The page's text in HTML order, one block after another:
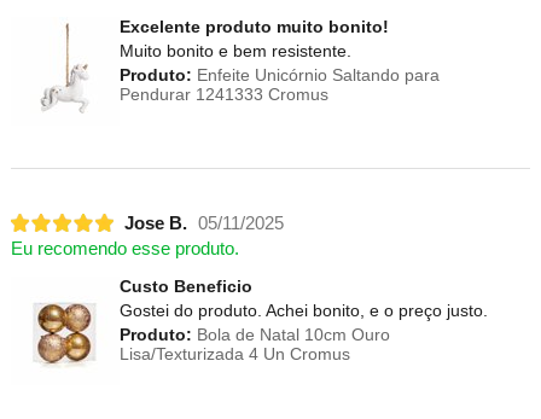
Excelente produto muito bonito!
Muito bonito e bem resistente.
Produto: Enfeite Unicórnio Saltando para
Pendurar 1241333 Cromus
Jose B. 05/11/2025
Eu recomendo esse produto.
Custo Beneficio
Gostei do produto. Achei bonito, e o preço justo.
Produto: Bola de Natal 10cm Ouro
Lisa/Texturizada 4 Un Cromus